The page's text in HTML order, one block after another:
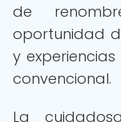
de
oportunidad
y
convencional.
La